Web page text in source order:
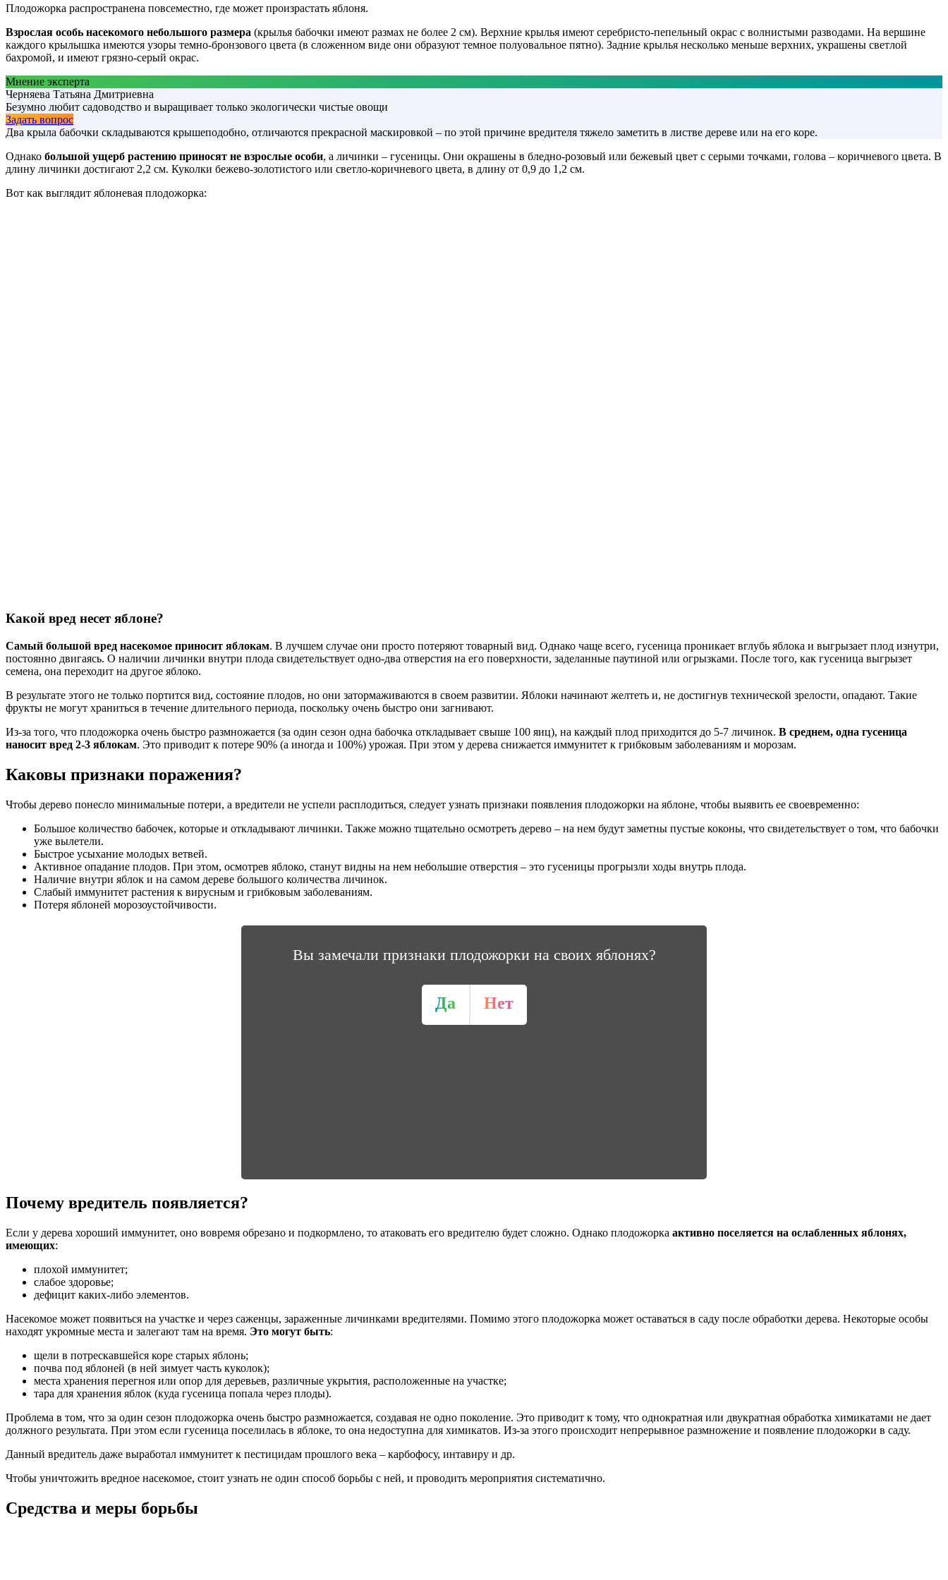
Плодожорка распространена повсеместно, где может произрастать яблоня.
Взрослая особь насекомого небольшого размера (крылья бабочки имеют размах не более 2 см). Верхние крылья имеют серебристо-пепельный окрас с волнистыми разводами. На вершине
каждого крылышка имеются узоры темно-бронзового цвета (в сложенном виде они образуют темное полуовальное пятно). Задние крылья несколько меньше верхних, украшены светлой
бахромой, и имеют грязно-серый окрас.
Мнение эксперта
Черняева Татьяна Дмитриевна
Безумно любит садоводство и выращивает только экологически чистые овощи
Задать вопрос
Два крыла бабочки складываются крышеподобно, отличаются прекрасной маскировкой – по этой причине вредителя тяжело заметить в листве дереве или на его коре.
Однако большой ущерб растению приносят не взрослые особи, а личинки – гусеницы. Они окрашены в бледно-розовый или бежевый цвет с серыми точками, голова – коричневого цвета. В
длину личинки достигают 2,2 см. Куколки бежево-золотистого или светло-коричневого цвета, в длину от 0,9 до 1,2 см.
Вот как выглядит яблоневая плодожорка:
Какой вред несет яблоне?
Самый большой вред насекомое приносит яблокам. В лучшем случае они просто потеряют товарный вид. Однако чаще всего, гусеница проникает вглубь яблока и выгрызает плод изнутри,
постоянно двигаясь. О наличии личинки внутри плода свидетельствует одно-два отверстия на его поверхности, заделанные паутиной или огрызками. После того, как гусеница выгрызет
семена, она переходит на другое яблоко.
В результате этого не только портится вид, состояние плодов, но они затормаживаются в своем развитии. Яблоки начинают желтеть и, не достигнув технической зрелости, опадают. Такие
фрукты не могут храниться в течение длительного периода, поскольку очень быстро они загнивают.
Из-за того, что плодожорка очень быстро размножается (за один сезон одна бабочка откладывает свыше 100 яиц), на каждый плод приходится до 5-7 личинок. В среднем, одна гусеница
наносит вред 2-3 яблокам. Это приводит к потере 90% (а иногда и 100%) урожая. При этом у дерева снижается иммунитет к грибковым заболеваниям и морозам.
Каковы признаки поражения?
Чтобы дерево понесло минимальные потери, а вредители не успели расплодиться, следует узнать признаки появления плодожорки на яблоне, чтобы выявить ее своевременно:
Большое количество бабочек, которые и откладывают личинки. Также можно тщательно осмотреть дерево – на нем будут заметны пустые коконы, что свидетельствует о том, что бабочки
уже вылетели.
Быстрое усыхание молодых ветвей.
Активное опадание плодов. При этом, осмотрев яблоко, станут видны на нем небольшие отверстия – это гусеницы прогрызли ходы внутрь плода.
Наличие внутри яблок и на самом дереве большого количества личинок.
Слабый иммунитет растения к вирусным и грибковым заболеваниям.
Потеря яблоней морозоустойчивости.
Вы замечали признаки плодожорки на своих яблонях?
Да Нет
Почему вредитель появляется?
Если у дерева хороший иммунитет, оно вовремя обрезано и подкормлено, то атаковать его вредителю будет сложно. Однако плодожорка активно поселяется на ослабленных яблонях,
имеющих:
плохой иммунитет;
слабое здоровье;
дефицит каких-либо элементов.
Насекомое может появиться на участке и через саженцы, зараженные личинками вредителями. Помимо этого плодожорка может оставаться в саду после обработки дерева. Некоторые особы
находят укромные места и залегают там на время. Это могут быть:
щели в потрескавшейся коре старых яблонь;
почва под яблоней (в ней зимует часть куколок);
места хранения перегноя или опор для деревьев, различные укрытия, расположенные на участке;
тара для хранения яблок (куда гусеница попала через плоды).
Проблема в том, что за один сезон плодожорка очень быстро размножается, создавая не одно поколение. Это приводит к тому, что однократная или двукратная обработка химикатами не дает
должного результата. При этом если гусеница поселилась в яблоке, то она недоступна для химикатов. Из-за этого происходит непрерывное размножение и появление плодожорки в саду.
Данный вредитель даже выработал иммунитет к пестицидам прошлого века – карбофосу, интавиру и др.
Чтобы уничтожить вредное насекомое, стоит узнать не один способ борьбы с ней, и проводить мероприятия систематично.
Средства и меры борьбы